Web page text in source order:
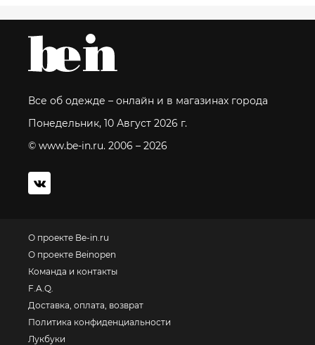
Все об одежде – онлайн и в магазинах города
Понедельник, 10 Август 2026 г.
© www.be-in.ru. 2006 – 2026
О проекте Be-in.ru
О проекте Beinopen
Команда и контакты
F.A.Q.
Доставка, оплата, возврат
Политика конфиденциальности
Лукбуки